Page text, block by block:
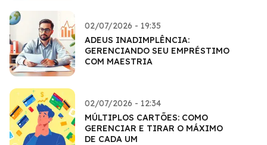
02/07/2026 - 19:35
ADEUS INADIMPLÊNCIA:
GERENCIANDO SEU EMPRÉSTIMO
COM MAESTRIA
02/07/2026 - 12:34
MÚLTIPLOS CARTÕES: COMO
GERENCIAR E TIRAR O MÁXIMO
DE CADA UM